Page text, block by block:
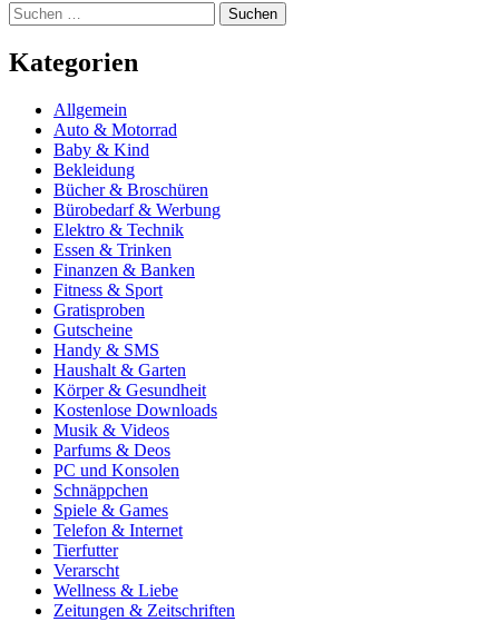
Suchen
nach:
Kategorien
Allgemein
Auto & Motorrad
Baby & Kind
Bekleidung
Bücher & Broschüren
Bürobedarf & Werbung
Elektro & Technik
Essen & Trinken
Finanzen & Banken
Fitness & Sport
Gratisproben
Gutscheine
Handy & SMS
Haushalt & Garten
Körper & Gesundheit
Kostenlose Downloads
Musik & Videos
Parfums & Deos
PC und Konsolen
Schnäppchen
Spiele & Games
Telefon & Internet
Tierfutter
Verarscht
Wellness & Liebe
Zeitungen & Zeitschriften